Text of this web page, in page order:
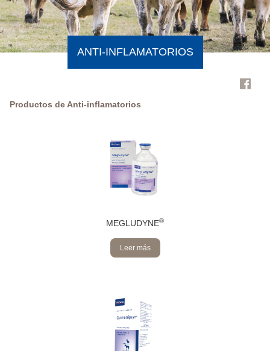
ANTI-INFLAMATORIOS
Productos de Anti-inflamatorios
MEGLUDYNE®
Leer más